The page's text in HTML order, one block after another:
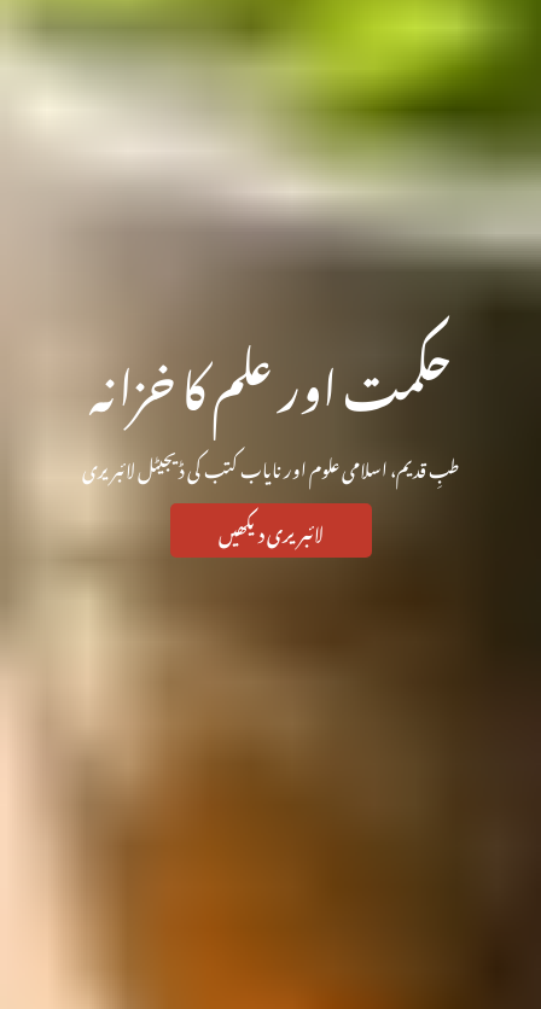
حکمت اور علم کا خزانہ
طبِ قدیم، اسلامی علوم اور نایاب کتب کی ڈیجیٹل لائبریری
لائبریری دیکھیں